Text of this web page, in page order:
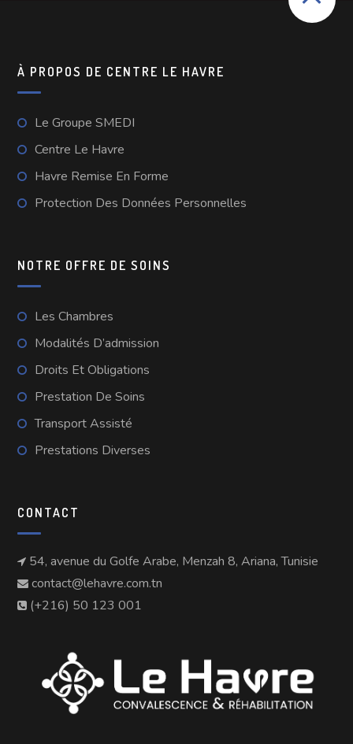
À PROPOS DE CENTRE LE HAVRE
Le Groupe SMEDI
Centre Le Havre
Havre Remise En Forme
Protection Des Données Personnelles
NOTRE OFFRE DE SOINS
Les Chambres
Modalités D’admission
Droits Et Obligations
Prestation De Soins
Transport Assisté
Prestations Diverses
CONTACT
54, avenue du Golfe Arabe, Menzah 8, Ariana, Tunisie
contact@lehavre.com.tn
(+216) 50 123 001